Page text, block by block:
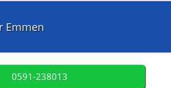
Emmen
0591-238013